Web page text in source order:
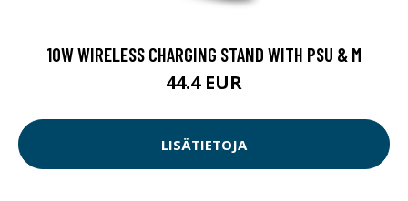
10W WIRELESS CHARGING STAND WITH PSU & M
44.4 EUR
LISÄTIETOJA